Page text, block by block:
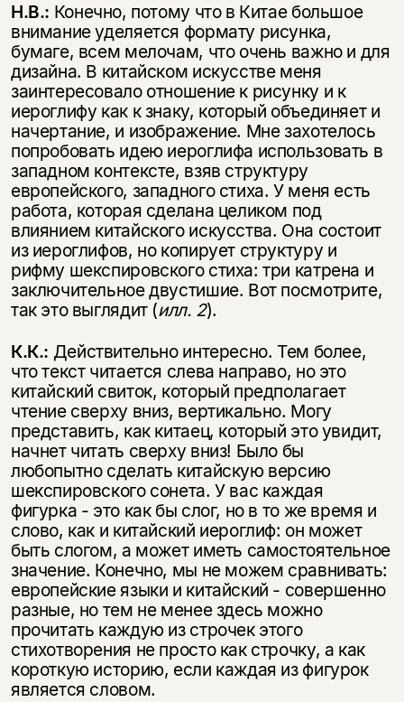
Н.В.: Конечно, потому что в Китае большое
внимание уделяется формату рисунка,
бумаге, всем мелочам, что очень важно и для
дизайна. В китайском искусстве меня
заинтересовало отношение к рисунку и к
иероглифу как к знаку, который объединяет и
начертание, и изображение. Мне захотелось
попробовать идею иероглифа использовать в
западном контексте, взяв структуру
европейского, западного стиха. У меня есть
работа, которая сделана целиком под
влиянием китайского искусства. Она состоит
из иероглифов, но копирует структуру и
рифму шекспировского стиха: три катрена и
заключительное двустишие. Вот посмотрите,
так это выглядит (илл. 2).
К.К.: Действительно интересно. Тем более,
что текст читается слева направо, но это
китайский свиток, который предполагает
чтение сверху вниз, вертикально. Могу
представить, как китаец, который это увидит,
начнет читать сверху вниз! Было бы
любопытно сделать китайскую версию
шекспировского сонета. У вас каждая
фигурка - это как бы слог, но в то же время и
слово, как и китайский иероглиф: он может
быть слогом, а может иметь самостоятельное
значение. Конечно, мы не можем сравнивать:
европейские языки и китайский - совершенно
разные, но тем не менее здесь можно
прочитать каждую из строчек этого
стихотворения не просто как строчку, а как
короткую историю, если каждая из фигурок
является словом.